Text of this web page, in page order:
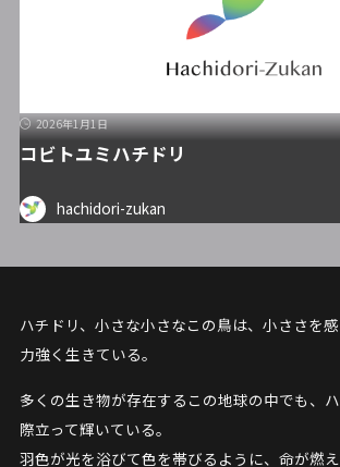
2026年1月1日
コビトユミハチドリ
hachidori-zukan
ハチドリ、小さな小さなこの鳥は、小ささを
力強く生きている。
多くの生き物が存在するこの地球の中でも、
際立って輝いている。
羽色が光を浴びて色を帯びるように、命が燃え